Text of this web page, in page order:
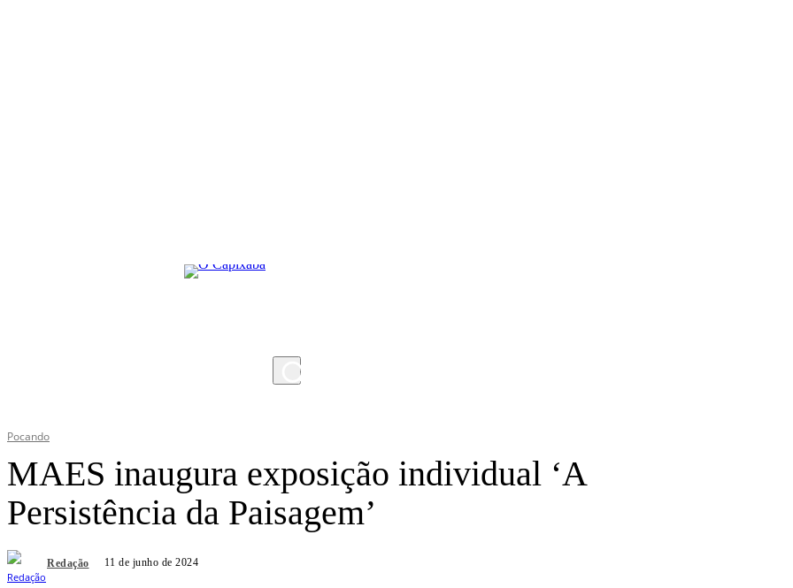
Pocando
MAES inaugura exposição individual ‘A
Persistência da Paisagem’
Redação 11 de junho de 2024